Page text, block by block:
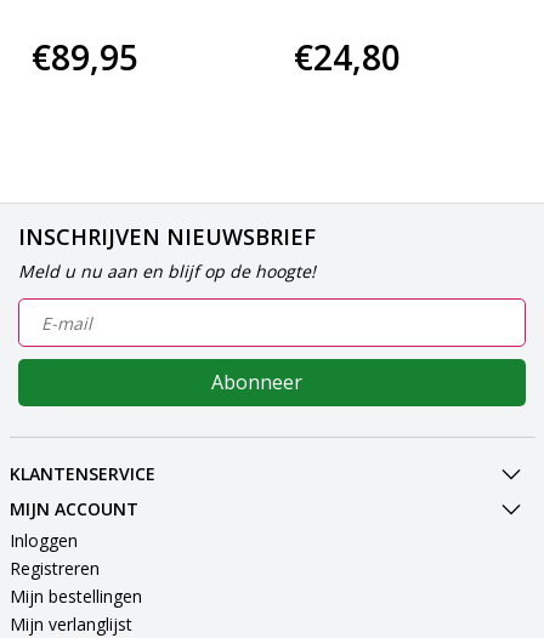
€89,95 €24,80
INSCHRIJVEN NIEUWSBRIEF
Meld u nu aan en blijf op de hoogte!
Abonneer
KLANTENSERVICE
MIJN ACCOUNT
Inloggen
Registreren
Mijn bestellingen
Mijn verlanglijst